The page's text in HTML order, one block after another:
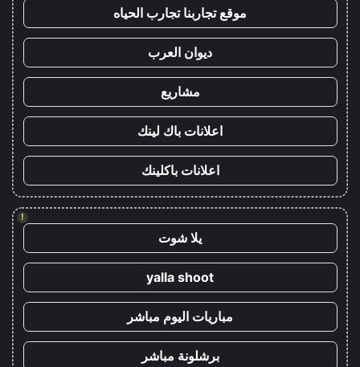
موقع تجاربنا تجارب الحياه
ديوان العرب
مشاريع
اعلانات باك لينك
اعلانات باكلينك
!
يلا شوت
yalla shoot
مباريات اليوم مباشر
برشلونة مباشر